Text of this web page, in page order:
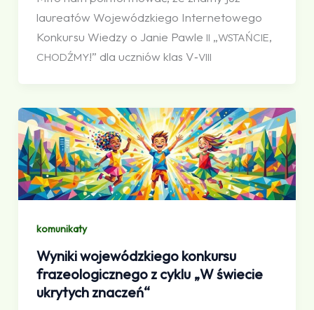
laureatów Wojewódzkiego Internetowego
Konkursu Wiedzy o Janie Pawle II „WSTAŃCIE,
CHODŹMY!” dla uczniów klas V‑VIII
komunikaty
Wyniki wojewódzkiego konkursu
frazeologicznego z cyklu „W świecie
ukrytych znaczeń“